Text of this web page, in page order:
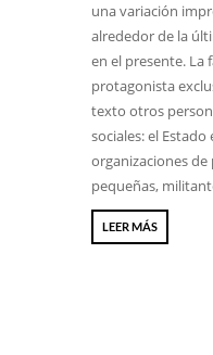
una variación
alrededor de la
en el presente. La
protagonista
texto otros
sociales: el
organizaciones
pequeñas,
LEER MÁS